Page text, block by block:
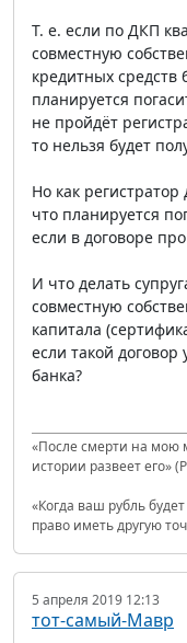
Т. е. если по ДКП
совместную
кредитных средств
планируется
не пройдёт
то нельзя будет
Но как регистратор
что планируется
если в договоре
И что делать
совместную
капитала
если такой
банка?
«После смерти на мою
истории развеет его»
«Когда ваш рубль
право иметь другую
5 апреля 2019 12:13
тот-самый-Мавр